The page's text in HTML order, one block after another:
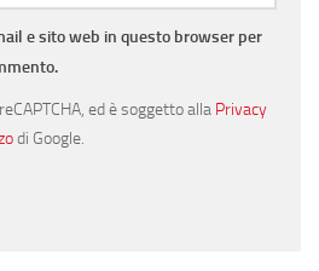
e sito web in questo browser per
ed è soggetto alla Privacy
di Google.